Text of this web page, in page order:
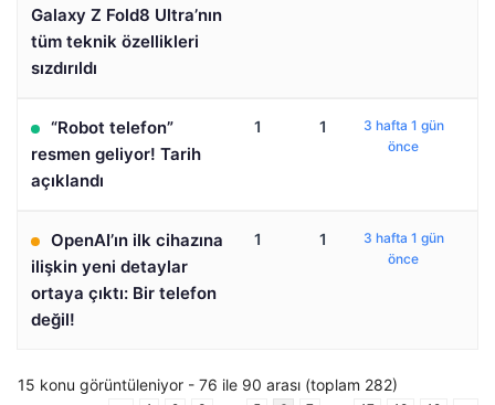
Galaxy Z Fold8 Ultra’nın
tüm teknik özellikleri
sızdırıldı
“Robot telefon”
resmen geliyor! Tarih
açıklandı
1 1
3 hafta 1 gün
önce
OpenAI’ın ilk cihazına
ilişkin yeni detaylar
ortaya çıktı: Bir telefon
değil!
1 1
3 hafta 1 gün
önce
15 konu görüntüleniyor - 76 ile 90 arası (toplam 282)